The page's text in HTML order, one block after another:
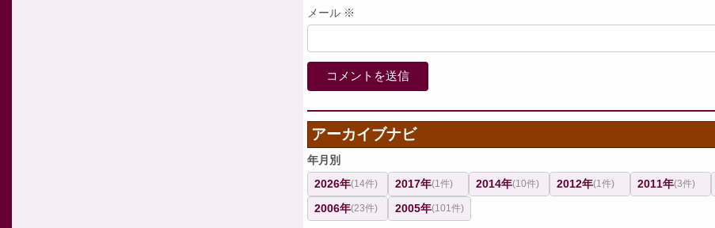
メール ※
アーカイブナビ
年月別
2026年(14件) 2017年(1件) 2014年(10件) 2012年(1件) 2011年(3件)
2006年(23件) 2005年(101件)